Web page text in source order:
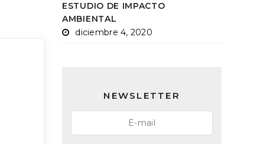
ESTUDIO DE IMPACTO
AMBIENTAL
diciembre 4, 2020
NEWSLETTER